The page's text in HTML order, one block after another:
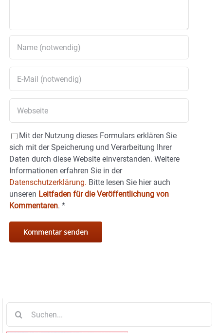
Mit der Nutzung dieses Formulars erklären Sie
sich mit der Speicherung und Verarbeitung Ihrer
Daten durch diese Website einverstanden. Weitere
Informationen erfahren Sie in der
Datenschutzerklärung. Bitte lesen Sie hier auch
unseren Leitfaden für die Veröffentlichung von
Kommentaren. *
nach: